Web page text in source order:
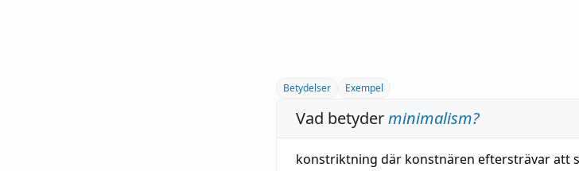
Betydelser Exempel
Vad betyderminimalism?
konstriktning där konstnären eftersträvar att